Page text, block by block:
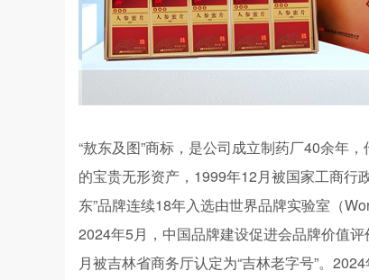
“敖东及图”商标，是公司成立制药厂40余年
的宝贵无形资产，1999年12月被国家工商行
东”品牌连续18年入选由世界品牌实验室（
2024年5月，中国品牌建设促进会品牌价值
月被吉林省商务厅认定为“吉林老字号”。